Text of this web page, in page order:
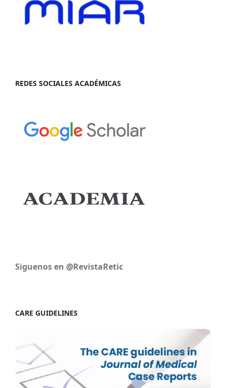
REDES SOCIALES ACADÉMICAS
Siguenos en @RevistaRetic
CARE GUIDELINES